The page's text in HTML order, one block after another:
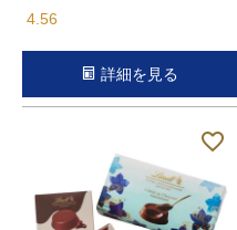
4.56
詳細を見る